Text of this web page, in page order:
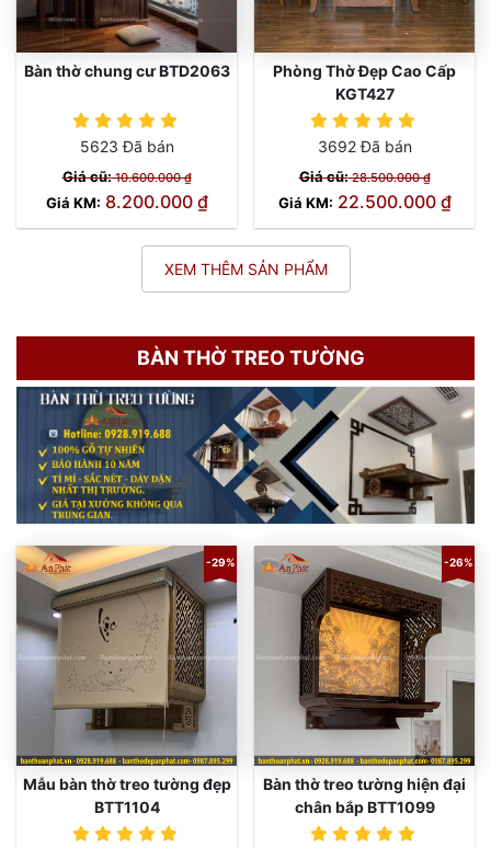
Bàn thờ chung cư BTD2063
5623 Đã bán
Giá cũ:10.600.000 ₫
Giá KM: 8.200.000 ₫
Phòng Thờ Đẹp Cao Cấp
KGT427
3692 Đã bán
Giá cũ:28.500.000 ₫
Giá KM: 22.500.000 ₫
XEM THÊM SẢN PHẨM
BÀN THỜ TREO TƯỜNG
-29%
Mẫu bàn thờ treo tường đẹp
BTT1104
-26%
Bàn thờ treo tường hiện đại
chân bắp BTT1099